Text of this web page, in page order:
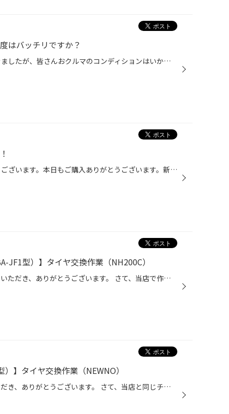
はバッチリですか？
梅雨の季節がいよいよ近づいてきましたが、皆さんおクルマのコンディションはいかがでしょうか？ 雨の日の運転が増えるこれからの時期こそ、早めのメンテナンスがおすすめです。 今回は、雨の日でも安心して走行するためのおすすめメンテナンスポイントをご紹介いたします！ 現在、コクピット・タイ...
いつもご利用いただきありがとうございます。本日もご購入ありがとうございます。新商品FINESSAタイヤとTRGBAHN2ホイールのご装着です(^^♪ よりしなやかな乗り心地で雨の日の性能は減っても落ちにくく。より快適です。ホイールも落ち着いた装いです(^^♪
JF1型）】タイヤ交換作業（NH200C）
日頃より、タイヤ館城西をご利用いただき、ありがとうございます。 さて、当店で作業いたしましたタイヤ交換をご紹介します。 （WEB掲載をご快諾いただきましたお客様！大変感謝しております。 いつもご愛顧いただき誠にありがとうございます!!） おクルマ：ホンダ N-BOX SLASH（DBA-JF1型） 作業内...
）】タイヤ交換作業（NEWNO）
日頃より、タイヤ館をご利用いただき、ありがとうございます。 さて、当店と同じチェーン店の近隣タイヤ館店舗で作業いたしましたタイヤ交換をご紹介します。 （WEB掲載をご快諾いただきましたお客様！大変感謝しております。 いつもご愛顧いただき誠にありがとうございます！！） おクルマ：ホンダ...